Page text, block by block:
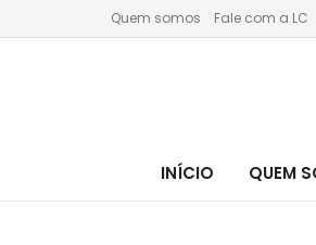
Quem somos Fale com a LC
INÍCIO QUEM